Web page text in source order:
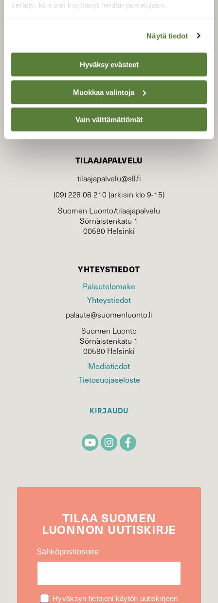
kerätty, kun olet käyttänyt heidän palvelujaan.
Näytä tiedot
Hyväksy evästeet
Muokkaa valintoja
Vain välttämättömät
Suomen Luonto -lehden
luonnonsuojelu­liitto.
TILAAJAPALVELU
tilaajapalvelu@sll.fi
(09) 228 08 210 (arkisin klo 9-15)
Suomen Luonto/tilaajapalvelu
Sörnäistenkatu 1
00580 Helsinki
YHTEYSTIEDOT
Palautelomake
Yhteystiedot
palaute@suomenluonto.fi
Suomen Luonto
Sörnäistenkatu 1
00580 Helsinki
Mediatiedot
Tietosuojaseloste
KIRJAUDU
TILAA SUOMEN
LUONNON UUTIS­KIRJE
Sähköpostiosoite
Hyväksyn tietojeni käytön uutiskirjeen